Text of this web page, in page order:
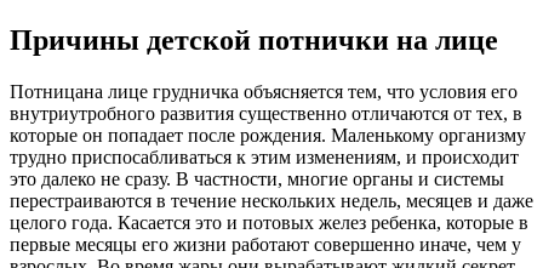
Причины детской потнички на лице
Потницана лице грудничка объясняется тем, что условия его
внутриутробного развития существенно отличаются от тех, в
которые он попадает после рождения. Маленькому организму
трудно приспосабливаться к этим изменениям, и происходит
это далеко не сразу. В частности, многие органы и системы
перестраиваются в течение нескольких недель, месяцев и даже
целого года. Касается это и потовых желез ребенка, которые в
первые месяцы его жизни работают совершенно иначе, чем у